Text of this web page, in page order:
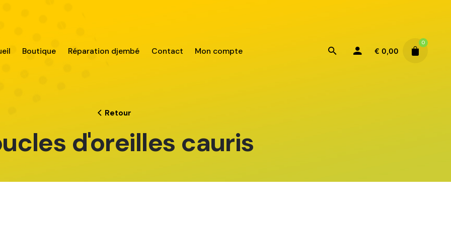
Boutique Réparation djembé Contact Mon compte € 0,00
0
Retour
d'oreilles cauris